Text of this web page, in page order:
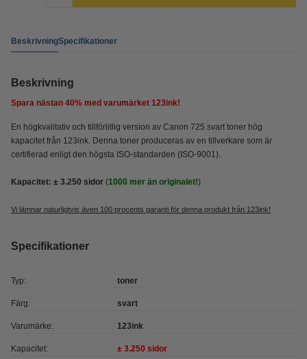
BeskrivningSpecifikationer
Beskrivning
Spara nästan 40% med varumärket 123ink!
En högkvalitativ och tillförlitlig version av Canon 725 svart toner hög
kapacitet från 123ink. Denna toner produceras av en tillverkare som är
certifierad enligt den högsta ISO-standarden (ISO-9001).
Kapacitet: ± 3.250 sidor (1000 mer än originalet!)
Vi lämnar naturligtvis även 100 procents garanti för denna produkt från 123ink!
Specifikationer
Typ: toner
Färg: svart
Varumärke: 123ink
Kapacitet: ± 3.250 sidor